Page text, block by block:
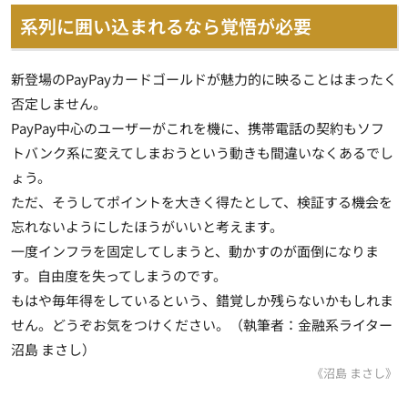
系列に囲い込まれるなら覚悟が必要
新登場のPayPayカードゴールドが魅力的に映ることはまったく
否定しません。
PayPay中心のユーザーがこれを機に、携帯電話の契約もソフ
トバンク系に変えてしまおうという動きも間違いなくあるでし
ょう。
ただ、そうしてポイントを大きく得たとして、検証する機会を
忘れないようにしたほうがいいと考えます。
一度インフラを固定してしまうと、動かすのが面倒になりま
す。自由度を失ってしまうのです。
もはや毎年得をしているという、錯覚しか残らないかもしれま
せん。どうぞお気をつけください。（執筆者：金融系ライター
沼島 まさし）
《沼島 まさし》